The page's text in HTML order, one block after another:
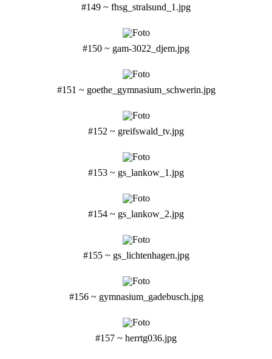
#149 ~ fhsg_stralsund_1.jpg
#150 ~ gam-3022_djem.jpg
#151 ~ goethe_gymnasium_schwerin.jpg
#152 ~ greifswald_tv.jpg
#153 ~ gs_lankow_1.jpg
#154 ~ gs_lankow_2.jpg
#155 ~ gs_lichtenhagen.jpg
#156 ~ gymnasium_gadebusch.jpg
#157 ~ herrtg036.jpg